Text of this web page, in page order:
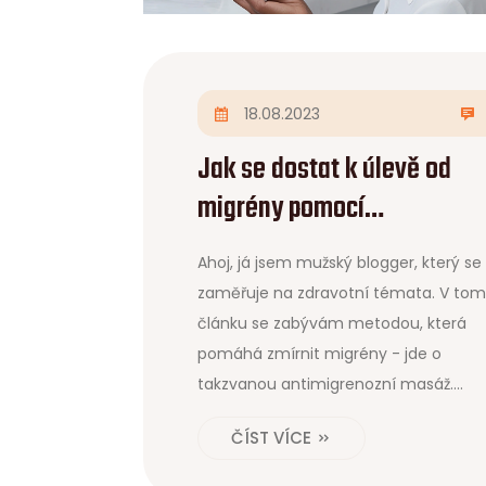
18.08.2023
Jak se dostat k úlevě od
migrény pomocí
antimigrenozní masáže
Ahoj, já jsem mužský blogger, který se
zaměřuje na zdravotní témata. V
článku se zabývám metodou, která
pomáhá zmírnit migrény - jde o
takzvanou antimigrenozní masáž.
funguje, jak ji správně provádět a její
ČÍST VÍCE